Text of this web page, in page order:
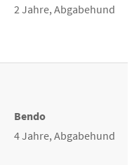
2 Jahre, Abgabehund
Bendo
4 Jahre, Abgabehund